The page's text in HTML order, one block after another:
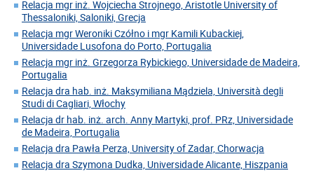
Relacja mgr inż. Wojciecha Strojnego, Aristotle University of
Thessaloniki, Saloniki, Grecja
Relacja mgr Weroniki Czółno i mgr Kamili Kubackiej,
Universidade Lusofona do Porto, Portugalia
Relacja mgr inż. Grzegorza Rybickiego, Universidade de Madeira,
Portugalia
Relacja dra hab. inż. Maksymiliana Mądziela, Università degli
Studi di Cagliari, Włochy
Relacja dr hab. inż. arch. Anny Martyki, prof. PRz, Universidade
de Madeira, Portugalia
Relacja dra Pawła Perza, University of Zadar, Chorwacja
Relacja dra Szymona Dudka, Universidade Alicante, Hiszpania